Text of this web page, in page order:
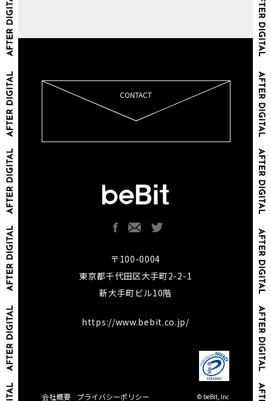
CONTACT
〒100-0004
東京都千代田区大手町2-2-1
新大手町ビル10階
https://www.bebit.co.jp/
会社概要 プライバシーポリシー © beBit, Inc